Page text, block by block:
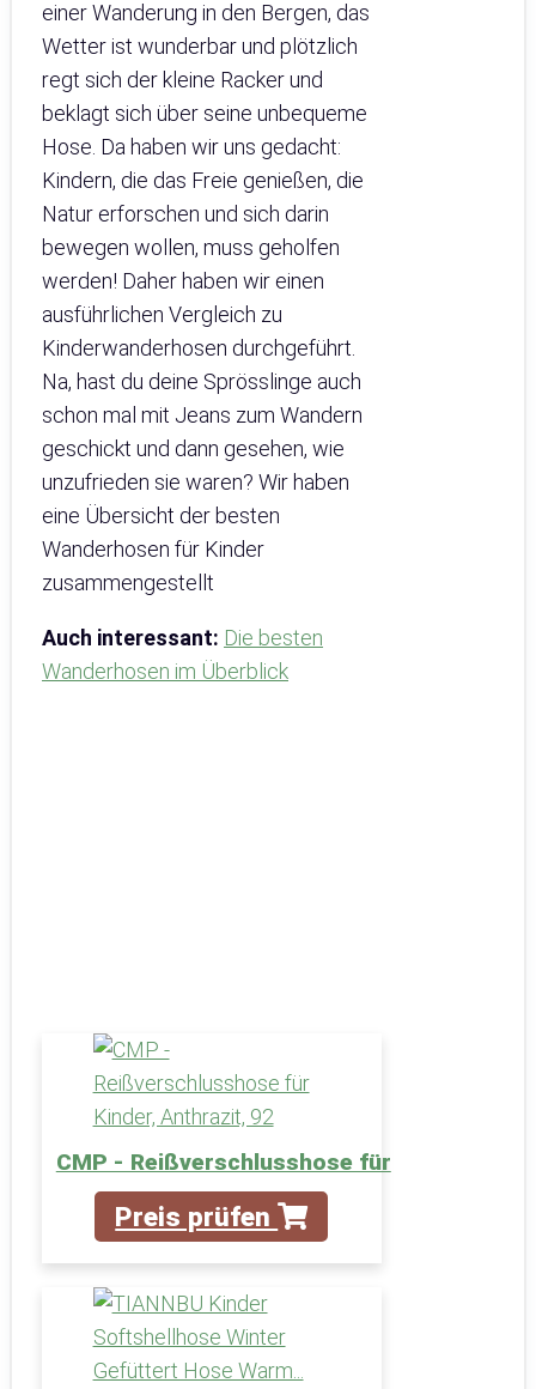
einer Wanderung in den Bergen, das
Wetter ist wunderbar und plötzlich
regt sich der kleine Racker und
beklagt sich über seine unbequeme
Hose. Da haben wir uns gedacht:
Kindern, die das Freie genießen, die
Natur erforschen und sich darin
bewegen wollen, muss geholfen
werden! Daher haben wir einen
ausführlichen Vergleich zu
Kinderwanderhosen durchgeführt.
Na, hast du deine Sprösslinge auch
schon mal mit Jeans zum Wandern
geschickt und dann gesehen, wie
unzufrieden sie waren? Wir haben
eine Übersicht der besten
Wanderhosen für Kinder
zusammengestellt
Auch interessant: Die besten
Wanderhosen im Überblick
CMP - Reißverschlusshose für
Preis prüfen